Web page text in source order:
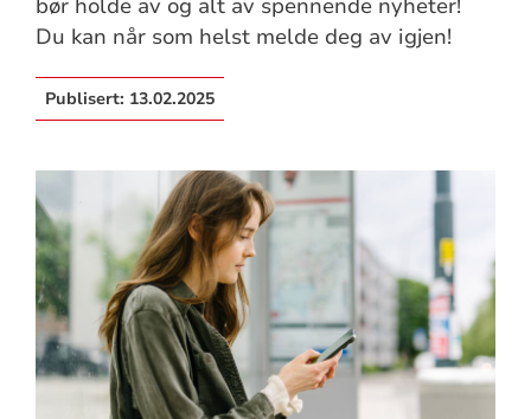
bør holde av og alt av spennende nyheter!
Du kan når som helst melde deg av igjen!
Publisert: 13.02.2025